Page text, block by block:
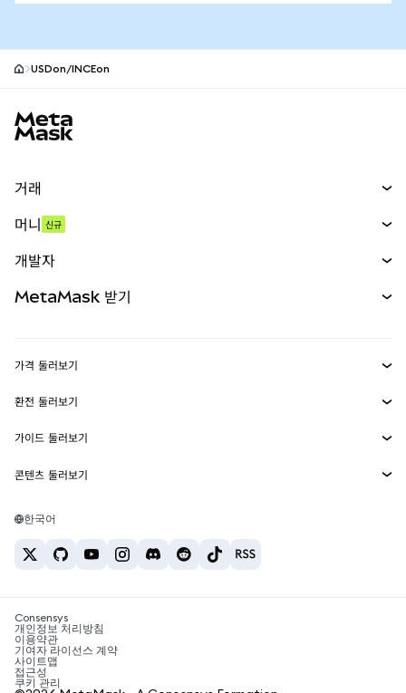
USDon/INCEon
거래
무기한 선물
실물자산
머니 신규
개발자
MetaMask Connect
Snaps
웹3 서비스
MetaMask 받기
보안
고객 지원
채용
가격 둘러보기
이더리움 가격
솔라나 가격
테더 가격
환전 둘러보기
ETH를 USD로 환전
USDT를 INR로 환전
BTC를 INR로 환전
ETH를 USDT로 환전
가이드 둘러보기
ETH 매수
USDT 매수
SHIB 매수
BNB 매수
콘텐츠 둘러보기
솔라나 지갑
암호화폐 세금 뉴스
암호화폐 매수 방법
비트코인 매도 방법
한국어
Consensys
개인정보 처리방침
이용약관
기여자 라이선스 계약
사이트맵
접근성
쿠키 관리